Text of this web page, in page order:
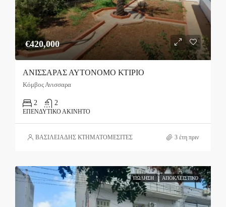
€420,000
ΑΝΙΣΣΑΡΑΣ ΑΥΤΟΝΟΜΟ ΚΤΙΡΙΟ
Κόμβος Ανισσαρα
2 2
ΕΠΕΝΔΥΤΙΚΌ ΑΚΊΝΗΤΟ
ΒΑΣΙΛΕΙΑΔΗΣ ΚΤΗΜΑΤΟΜΕΣΙΤΕΣ 3 έτη πριν
ΠΏΛΗΣΗ ΑΠΟΚΛΕΙΣΤΙΚΌ